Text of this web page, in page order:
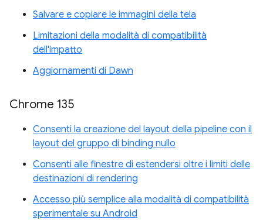
Salvare e copiare le immagini della tela
Limitazioni della modalità di compatibilità
dell'impatto
Aggiornamenti di Dawn
Chrome 135
Consenti la creazione del layout della pipeline con il
layout del gruppo di binding nullo
Consenti alle finestre di estendersi oltre i limiti delle
destinazioni di rendering
Accesso più semplice alla modalità di compatibilità
sperimentale su Android